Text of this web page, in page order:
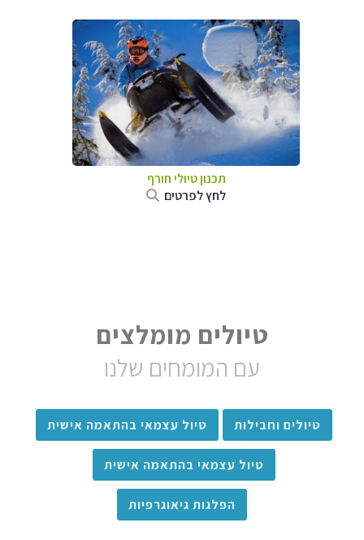
תכנון טיולי חורף
לחץ לפרטים
טיולים מומלצים
עם המומחים שלנו
טיולים וחבילות טיול עצמאי בהתאמה אישית
טיול עצמאי בהתאמה אישית
הפלגות גיאוגרפיות